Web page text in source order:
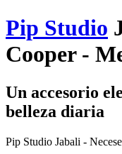
Pip Studio
Cooper -
Un accesorio
belleza diaria
Pip Studio Jabali -